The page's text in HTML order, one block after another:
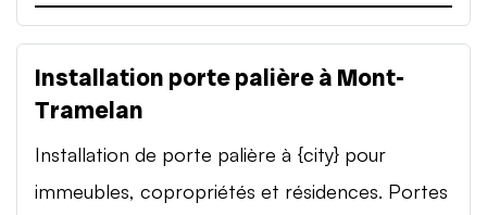
Installation porte palière à Mont-
Tramelan
Installation de porte palière à {city} pour
immeubles, copropriétés et résidences. Portes